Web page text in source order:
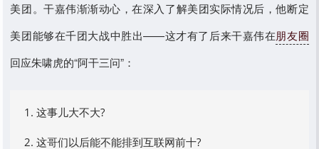
美团。干嘉伟渐渐动心，在深入了解美团实际情况后，他断定
美团能够在千团大战中胜出——这才有了后来干嘉伟在朋友圈
回应朱啸虎的“阿干三问”：
1. 这事儿大不大?
2. 这哥们以后能不能排到互联网前十?